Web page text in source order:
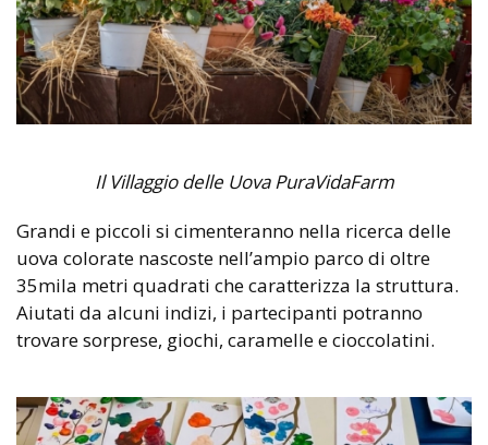
Il Villaggio delle Uova PuraVidaFarm
Grandi e piccoli si cimenteranno nella ricerca delle
uova colorate nascoste nell’ampio parco di oltre
35mila metri quadrati che caratterizza la struttura.
Aiutati da alcuni indizi, i partecipanti potranno
trovare sorprese, giochi, caramelle e cioccolatini.